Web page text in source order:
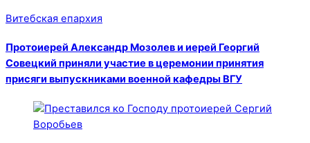
Витебская епархия
Протоиерей Александр Мозолев и иерей Георгий
Совецкий приняли участие в церемонии принятия
присяги выпускниками военной кафедры ВГУ